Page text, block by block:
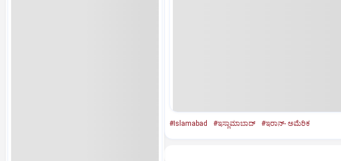
#Islamabad #ಇಸ್ಲಾಮಾಬಾದ್ #ಇರಾನ್‌- ಅಮೆರಿಕ